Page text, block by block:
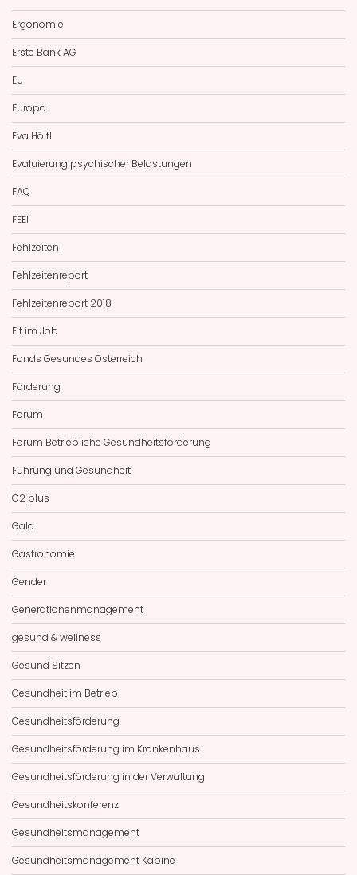
Ergonomie
Erste Bank AG
EU
Europa
Eva Höltl
Evaluierung psychischer Belastungen
FAQ
FEEI
Fehlzeiten
Fehlzeitenreport
Fehlzeitenreport 2018
Fit im Job
Fonds Gesundes Österreich
Förderung
Forum
Forum Betriebliche Gesundheitsförderung
Führung und Gesundheit
G2 plus
Gala
Gastronomie
Gender
Generationenmanagement
gesund & wellness
Gesund Sitzen
Gesundheit im Betrieb
Gesundheitsförderung
Gesundheitsförderung im Krankenhaus
Gesundheitsförderung in der Verwaltung
Gesundheitskonferenz
Gesundheitsmanagement
Gesundheitsmanagement Kabine